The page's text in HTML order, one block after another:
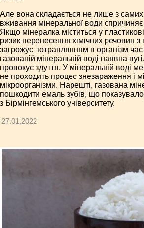
Але вона складається не лише з
вживання мінеральної води спричиняє
Якщо мінералка міститься у
ризик перенесення хімічних речовин з
загрожує потраплянням в організм
газованій мінеральній воді наявна
провокує здуття. У мінеральній воді
не проходить процес знезараження і
мікроорганізми. Нарешті, газована
пошкодити емаль зубів, що
з Бірмінгемського університету.
27.01.2022